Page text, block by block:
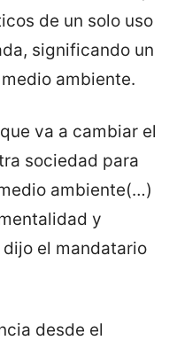
de un solo uso
significando un
ambiente.
va a cambiar el
sociedad para
ambiente(…)
y
el mandatario
desde el